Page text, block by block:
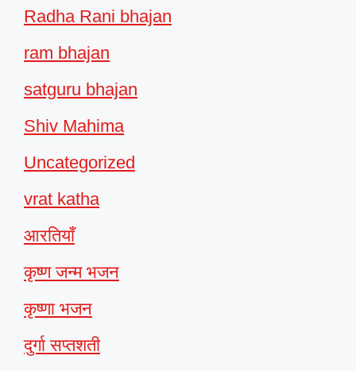
Radha Rani bhajan
ram bhajan
satguru bhajan
Shiv Mahima
Uncategorized
vrat katha
आरतियाँ
कृष्ण जन्म भजन
कृष्णा भजन
दुर्गा सप्तशती